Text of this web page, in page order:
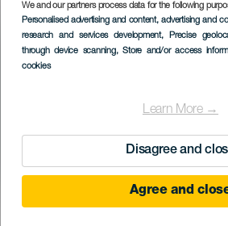
We and our partners process data for the following
Personalised advertising and content, advertising and
research and services development, Precise
through device scanning, Store and/or access
cookies
Learn More →
Disagree and
Agree and
Imagen
Listado